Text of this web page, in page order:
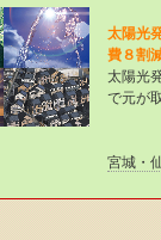
太陽光
費８割
太陽光
で元が
宮城・